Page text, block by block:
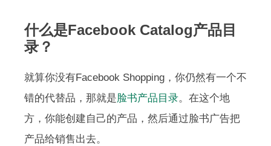
什么是Facebook Catalog产品目
录？
就算你没有Facebook Shopping，你仍然有一个不
错的代替品，那就是脸书产品目录。在这个地
方，你能创建自己的产品，然后通过脸书广告把
产品给销售出去。